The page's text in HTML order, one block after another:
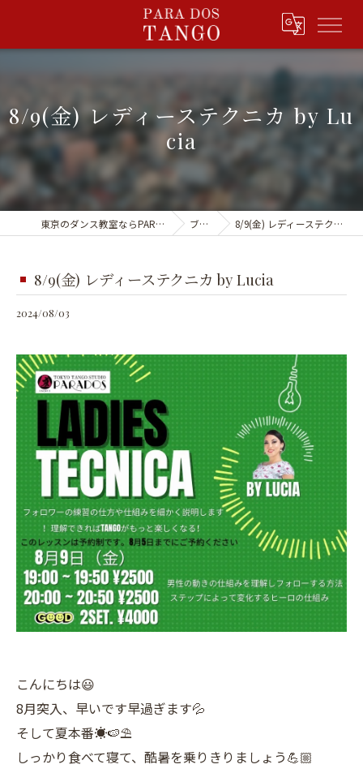
8/9(金) レディーステクニカ by Lu
cia
東京のダンス教室ならPARA DOS TANGO ブログ 8/9(金) レディーステクニカ by Lucia
8/9(金) レディーステクニカ by Lucia
2024/08/03
こんにちは😃
8月突入、早いです早過ぎます💦
そして夏本番☀️🍉⛱️
しっかり食べて寝て、酷暑を乗りきりましょう💪🏼